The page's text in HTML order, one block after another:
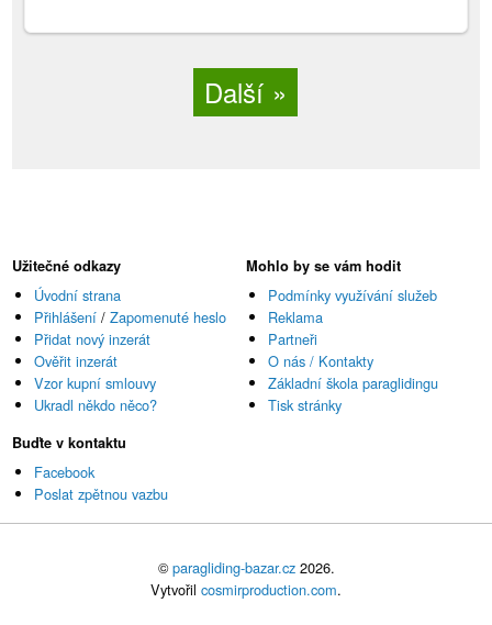
Další
Užitečné odkazy
Úvodní strana
Přihlášení /Zapomenuté heslo
Přidat nový inzerát
Ověřit inzerát
Vzor kupní smlouvy
Ukradl někdo něco?
Mohlo by se vám hodit
Podmínky využívání služeb
Reklama
Partneři
O nás / Kontakty
Základní škola paraglidingu
Tisk stránky
Buďte v kontaktu
Facebook
Poslat zpětnou vazbu
©paragliding-bazar.cz2026.
Vytvořil cosmirproduction.com.